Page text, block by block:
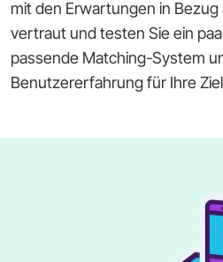
mit den Erwartungen in
vertraut und testen Sie ein
passende Matching-System
Benutzererfahrung für Ihre